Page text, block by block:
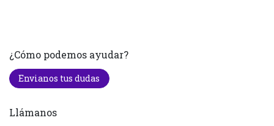
¿Cómo podemos ayudar?
Envianos tus dudas
Llámanos